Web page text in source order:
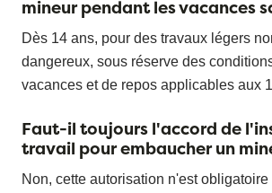
mineur pendant les vacances
Dès 14 ans, pour des travaux légers
dangereux, sous réserve des
vacances et de repos applicables aux
Faut-il toujours l'accord de
travail pour embaucher un
Non, cette autorisation n'est